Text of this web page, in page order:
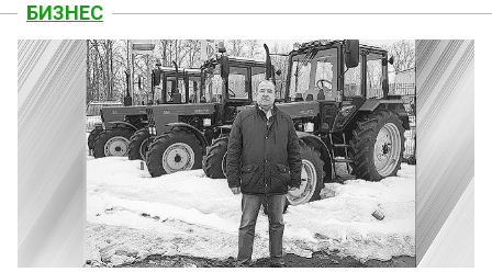
БИЗНЕС